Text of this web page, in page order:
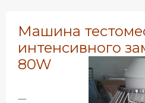
Машина
интенсивного
80W
—